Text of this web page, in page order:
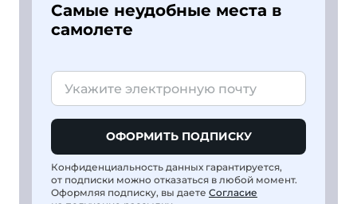
Самые неудобные места в
самолете
ОФОРМИТЬ ПОДПИСКУ
Конфиденциальность данных гарантируется,
от подписки можно отказаться в любой момент.
Оформляя подписку, вы даете Согласие